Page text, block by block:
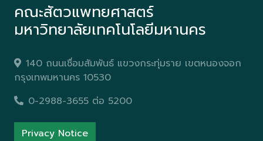
คณะสัตวแพทยศาสตร์
มหาวิทยาลัยเทคโนโลยีมหานคร
140 ถนนเชื่อมสัมพันธ์ แขวงกระทุ่มราย เขตหนองจอก
กรุงเทพมหานคร 10530
0-2988-3655 ต่อ 5200
Privacy Notice